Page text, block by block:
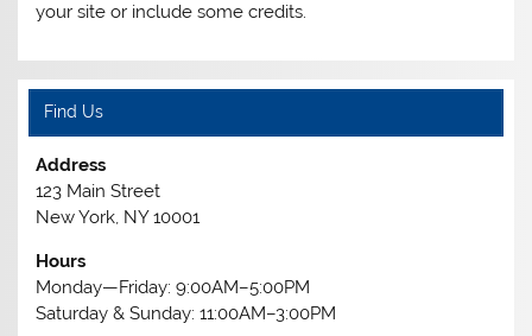
your site or include some credits.
Find Us
Address
123 Main Street
New York, NY 10001
Hours
Monday—Friday: 9:00AM–5:00PM
Saturday & Sunday: 11:00AM–3:00PM